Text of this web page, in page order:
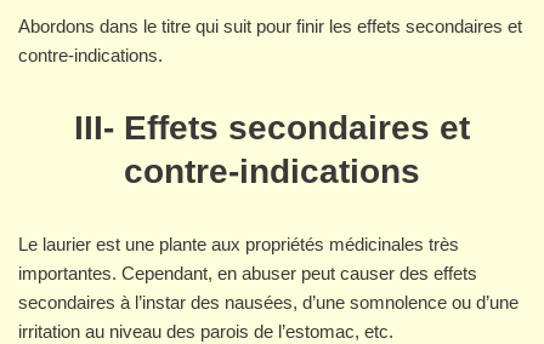
Abordons dans le titre qui suit pour finir les effets secondaires et
contre-indications.
III- Effets secondaires et
contre-indications
Le laurier est une plante aux propriétés médicinales très
importantes. Cependant, en abuser peut causer des effets
secondaires à l’instar des nausées, d’une somnolence ou d’une
irritation au niveau des parois de l’estomac, etc.